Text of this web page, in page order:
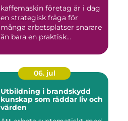
kaffemaskin företag är i dag
en strategisk fråga för
många arbetsplatser snarare
än bara en praktisk...
06. jul
Utbildning i brandskydd
kunskap som räddar liv och
värden